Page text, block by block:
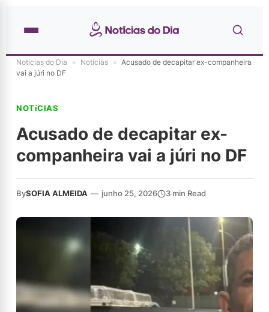
Notícias do Dia » Notícias » Acusado de decapitar ex-companheira
vai a júri no DF
NOTíCIAS
Acusado de decapitar ex-
companheira vai a júri no DF
BySOFIA ALMEIDA — junho 25, 2026 3 min Read